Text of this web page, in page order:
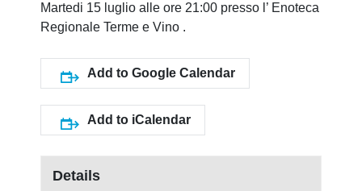
Martedi 15 luglio alle ore 21:00 presso l’ Enoteca
Regionale Terme e Vino .
Add to Google Calendar
Add to iCalendar
Details